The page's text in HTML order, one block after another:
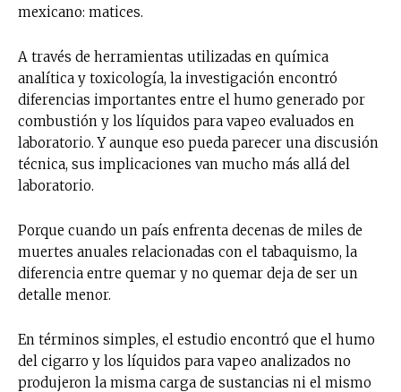
mexicano: matices.
A través de herramientas utilizadas en química
analítica y toxicología, la investigación encontró
diferencias importantes entre el humo generado por
combustión y los líquidos para vapeo evaluados en
laboratorio. Y aunque eso pueda parecer una discusión
técnica, sus implicaciones van mucho más allá del
laboratorio.
Porque cuando un país enfrenta decenas de miles de
muertes anuales relacionadas con el tabaquismo, la
diferencia entre quemar y no quemar deja de ser un
detalle menor.
En términos simples, el estudio encontró que el humo
del cigarro y los líquidos para vapeo analizados no
produjeron la misma carga de sustancias ni el mismo